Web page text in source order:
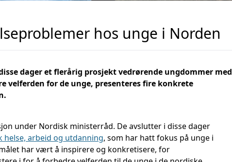
hos unge i Norden
dager et flerårig prosjekt vedrørende ungdommer med
velferden for de unge, presenteres fire konkrete
under Nordisk ministerråd. De avslutter i disse dager
helse, arbeid og utdanning, som har hatt fokus på unge i
har vært å inspirere og konkretisere, for